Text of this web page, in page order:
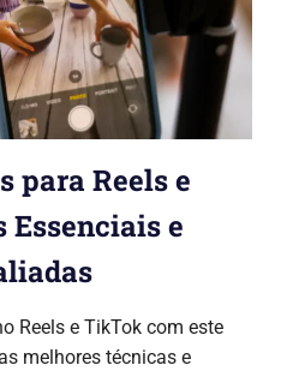
para Reels e
Essenciais e
Reels e TikTok com este
melhores técnicas e